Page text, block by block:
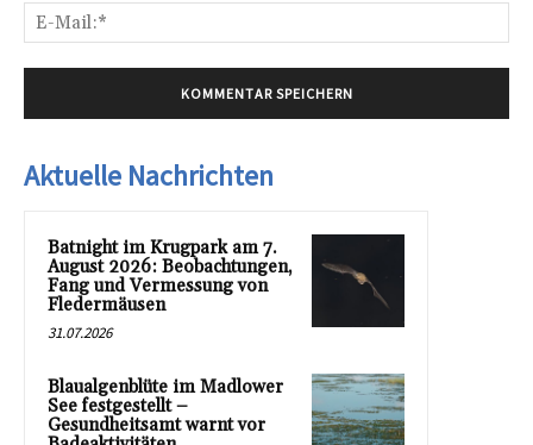
Aktuelle Nachrichten
Batnight im Krugpark am 7.
August 2026: Beobachtungen,
Fang und Vermessung von
Fledermäusen
31.07.2026
Blaualgenblüte im Madlower
See festgestellt –
Gesundheitsamt warnt vor